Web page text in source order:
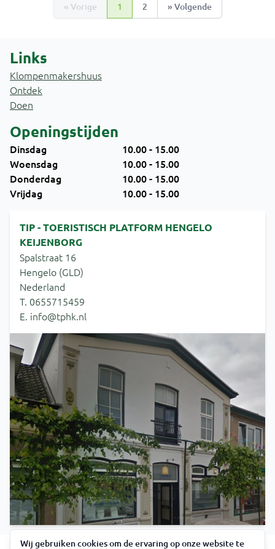
« Vorige 1(huidige pagina)
2 » Volgende
Links
Klompenmakershuus
Ontdek
Doen
Openingstijden
Dinsdag
10.00 - 15.00
Woensdag
10.00 - 15.00
Donderdag
10.00 - 15.00
Vrijdag
10.00 - 15.00
TIP - TOERISTISCH PLATFORM HENGELO
KEIJENBORG
Spalstraat 16
Hengelo (GLD)
Nederland
T. 0655715459
E. info@tphk.nl
Wij gebruiken cookies om de ervaring op onze website te